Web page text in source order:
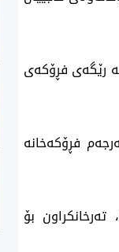
حاجییان، له‌ رێگه‌ی فڕۆكه‌ی
فڕۆكه‌خانه‌
* فڕۆكه‌ی جۆره‌كانی‌ B.777 و A330 و B.787 Dreamliner، B.737 و A320، ته‌رخانكراون بۆ